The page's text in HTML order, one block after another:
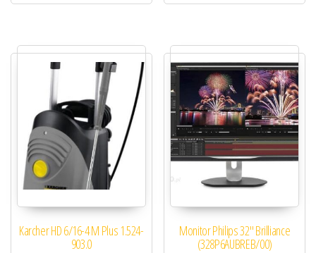
Karcher HD 6/16-4 M Plus 1.524-
903.0
Monitor Philips 32″ Brilliance
(328P6AUBREB/00)